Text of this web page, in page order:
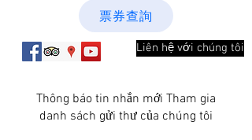
票券查詢
Liên hệ với chúng tôi
Thông báo tin nhắn mới Tham gia
danh sách gửi thư của chúng tôi